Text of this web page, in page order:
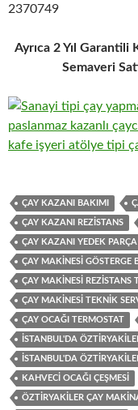
2370749
Ayrıca 2 Yıl Garantili
Semaveri
ÇAY KAZANI BAKIMI
ÇAY KAZANI REZISTANS
ÇAY KAZANI YEDEK PARÇA
ÇAY MAKINESI GÖSTERGE
ÇAY MAKINESI REZISTANS
ÇAY MAKINESI TEKNIK
ÇAY OCAĞI TERMOSTAT
İSTANBUL'DA
İSTANBUL'DA
KAHVECI OCAĞI ÇEŞMESI
ÖZTIRYAKILER ÇAY